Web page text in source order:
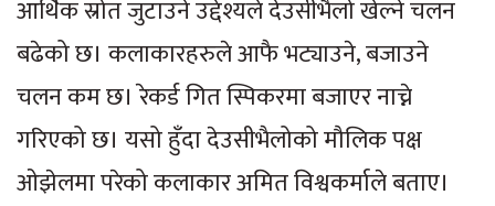
आर्थिक स्रोत जुटाउने उद्देश्यले देउसीभैलो खेल्ने चलन
बढेको छ। कलाकारहरुले आफै भट्याउने, बजाउने
चलन कम छ। रेकर्ड गित स्पिकरमा बजाएर नाच्ने
गरिएको छ। यसो हुँदा देउसीभैलोको मौलिक पक्ष
ओझेलमा परेको कलाकार अमित विश्वकर्माले बताए।